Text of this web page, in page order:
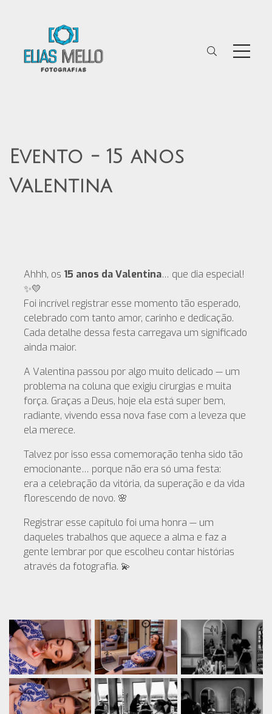
Evento - 15 anos
Valentina
Ahhh, os 15 anos da Valentina… que dia especial!
✨💛
Foi incrível registrar esse momento tão esperado,
celebrado com tanto amor, carinho e dedicação.
Cada detalhe dessa festa carregava um significado
ainda maior.
A Valentina passou por algo muito delicado — um
problema na coluna que exigiu cirurgias e muita
força. Graças a Deus, hoje ela está super bem,
radiante, vivendo essa nova fase com a leveza que
ela merece.
Talvez por isso essa comemoração tenha sido tão
emocionante… porque não era só uma festa:
era a celebração da vitória, da superação e da vida
florescendo de novo. 🌸
Registrar esse capítulo foi uma honra — um
daqueles trabalhos que aquece a alma e faz a
gente lembrar por que escolheu contar histórias
através da fotografia. 💫